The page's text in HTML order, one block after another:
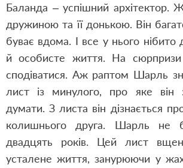
Баланда – успішний архітектор.
дружиною та її донькою. Він
буває вдома. І все у нього нібито
й особисте життя. На
сподіватися. Аж раптом Шарль
лист із минулого, про яке він
думати. З листа він дізнається
колишнього друга. Шарль не
двадцять років. Цей лист
усталене життя, занурюючи у